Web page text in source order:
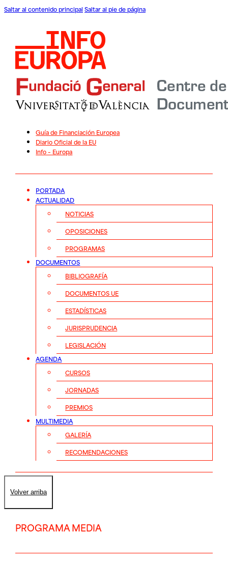
Saltar al contenido principal Saltar al pie de página
Guía de Financiación Europea
Diario Oficial de la EU
Info – Europa
PORTADA
ACTUALIDAD
NOTICIAS
OPOSICIONES
PROGRAMAS
DOCUMENTOS
BIBLIOGRAFÍA
DOCUMENTOS UE
ESTADÍSTICAS
JURISPRUDENCIA
LEGISLACIÓN
AGENDA
CURSOS
JORNADAS
PREMIOS
MULTIMEDIA
GALERÍA
RECOMENDACIONES
Volver arriba
PROGRAMA MEDIA